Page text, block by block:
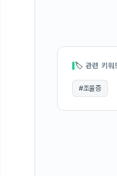
🏷 관련 키워
#조울증